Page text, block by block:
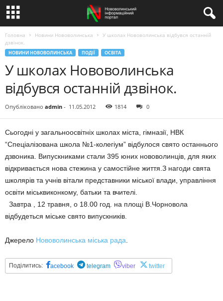
Головна Новини Нововолинська
У школах Нововолинська відбувся останній
дзвінок.
НОВИНИ НОВОВОЛИНСЬКА ПОДІЇ ОСВІТА
У школах Нововолинська
відбувся останній дзвінок.
Опубліковано admin - 11.05.2012 1814 0
Сьогодні у загальноосвітніх школах міста, гімназії, НВК
“Спеціалізована школа №1-колегіум” відбулося свято останнього
дзвоника. Випускниками стали 395 юних нововолинців, для яких
відкривається нова стежина у самостійне життя.З нагоди свята
школярів та учнів вітали представники міської влади, управління
освіти міськвиконкому, батьки та вчителі.
Завтра , 12 травня, о 18.00 год. на площі В.Чорновола
відбудеться міське свято випускників.
Джерело Нововолинська міська рада
Поділитись: acebook telegram viber twitter